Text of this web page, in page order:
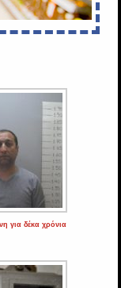
για δέκα χρόνια